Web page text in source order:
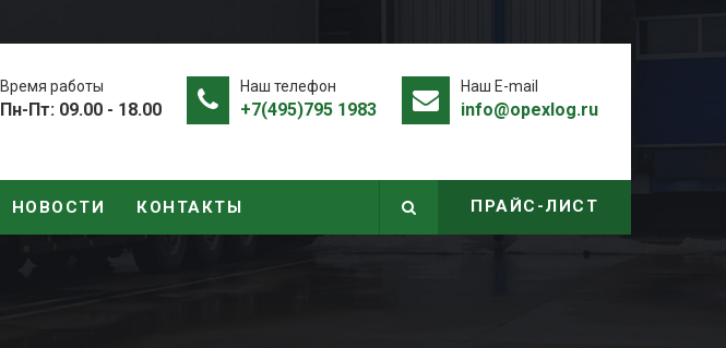
Время работы
Пн-Пт: 09.00 - 18.00
Наш телефон
+7(495)795 1983
Наш E-mail
info@opexlog.ru
НОВОСТИ КОНТАКТЫ ПРАЙС-ЛИСТ